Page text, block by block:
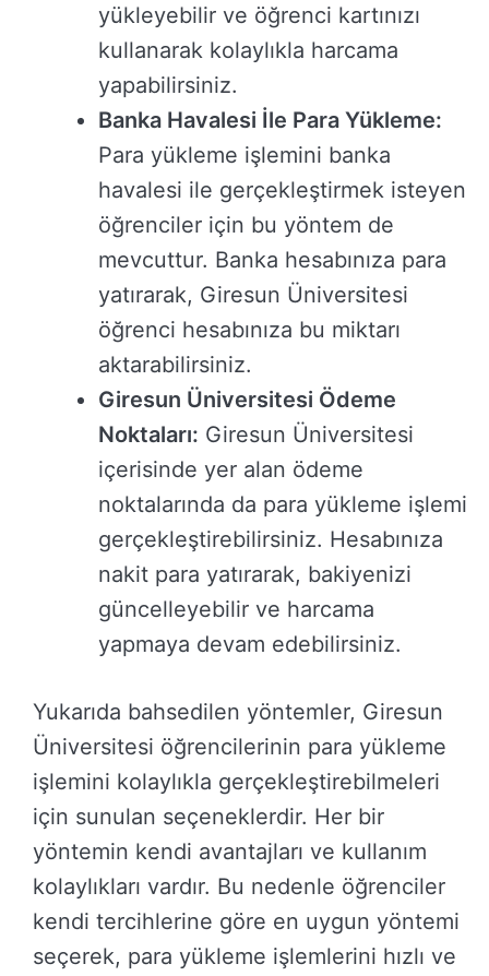
yükleyebilir ve öğrenci kartınızı
kullanarak kolaylıkla harcama
yapabilirsiniz.
Banka Havalesi İle Para Yükleme:
Para yükleme işlemini banka
havalesi ile gerçekleştirmek isteyen
öğrenciler için bu yöntem de
mevcuttur. Banka hesabınıza para
yatırarak, Giresun Üniversitesi
öğrenci hesabınıza bu miktarı
aktarabilirsiniz.
Giresun Üniversitesi Ödeme
Noktaları: Giresun Üniversitesi
içerisinde yer alan ödeme
noktalarında da para yükleme işlemi
gerçekleştirebilirsiniz. Hesabınıza
nakit para yatırarak, bakiyenizi
güncelleyebilir ve harcama
yapmaya devam edebilirsiniz.
Yukarıda bahsedilen yöntemler, Giresun
Üniversitesi öğrencilerinin para yükleme
işlemini kolaylıkla gerçekleştirebilmeleri
için sunulan seçeneklerdir. Her bir
yöntemin kendi avantajları ve kullanım
kolaylıkları vardır. Bu nedenle öğrenciler
kendi tercihlerine göre en uygun yöntemi
seçerek, para yükleme işlemlerini hızlı ve